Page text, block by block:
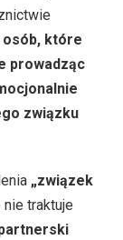
osób, które
prowadząc
związku
„związek
traktuje